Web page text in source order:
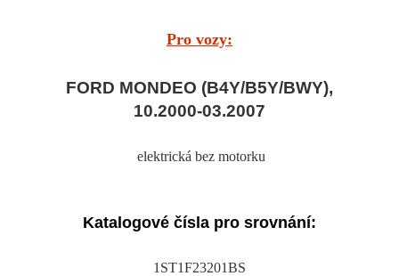
Pro vozy:
FORD MONDEO (B4Y/B5Y/BWY),
10.2000-03.2007
elektrická bez motorku
Katalogové čísla pro srovnání:
1ST1F23201BS